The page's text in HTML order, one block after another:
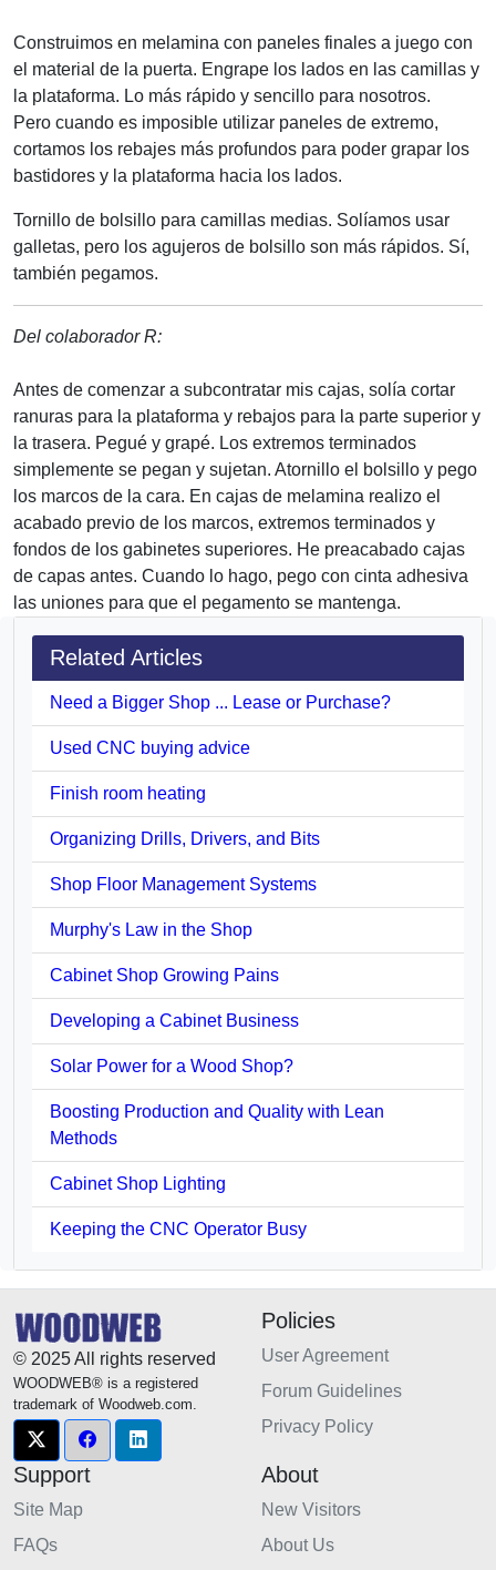
Construimos en melamina con paneles finales a juego con
el material de la puerta. Engrape los lados en las camillas y
la plataforma. Lo más rápido y sencillo para nosotros.
Pero cuando es imposible utilizar paneles de extremo,
cortamos los rebajes más profundos para poder grapar los
bastidores y la plataforma hacia los lados.
Tornillo de bolsillo para camillas medias. Solíamos usar
galletas, pero los agujeros de bolsillo son más rápidos. Sí,
también pegamos.
Del colaborador R:
Antes de comenzar a subcontratar mis cajas, solía cortar
ranuras para la plataforma y rebajos para la parte superior y
la trasera. Pegué y grapé. Los extremos terminados
simplemente se pegan y sujetan. Atornillo el bolsillo y pego
los marcos de la cara. En cajas de melamina realizo el
acabado previo de los marcos, extremos terminados y
fondos de los gabinetes superiores. He preacabado cajas
de capas antes. Cuando lo hago, pego con cinta adhesiva
las uniones para que el pegamento se mantenga.
Related Articles
Need a Bigger Shop ... Lease or Purchase?
Used CNC buying advice
Finish room heating
Organizing Drills, Drivers, and Bits
Shop Floor Management Systems
Murphy's Law in the Shop
Cabinet Shop Growing Pains
Developing a Cabinet Business
Solar Power for a Wood Shop?
Boosting Production and Quality with Lean
Methods
Cabinet Shop Lighting
Keeping the CNC Operator Busy
© 2025 All rights reserved
WOODWEB® is a registered
trademark of Woodweb.com.
Policies
User Agreement
Forum Guidelines
Privacy Policy
Support
Site Map
FAQs
About
New Visitors
About Us